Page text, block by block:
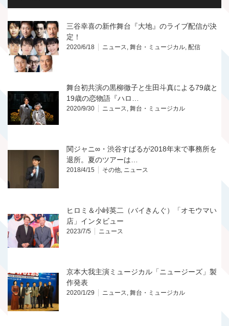
三谷幸喜の新作舞台『大地』のライブ配信が決
定！
2020/6/18 ニュース, 舞台・ミュージカル, 配信
舞台初共演の黒柳徹子と生田斗真による79歳と
19歳の恋物語『ハロ…
2020/9/30 ニュース, 舞台・ミュージカル
関ジャニ∞・渋谷すばるが2018年末で事務所を
退所。夏のツアーは…
2018/4/15 その他, ニュース
ヒロミ＆小峠英二（バイきんぐ）「オモウマい
店」インタビュー
2023/7/5 ニュース
京本大我主演ミュージカル「ニュージーズ」製
作発表
2020/1/29 ニュース, 舞台・ミュージカル